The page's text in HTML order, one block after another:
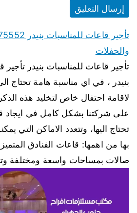
والحفلات
تأجير قاعات للمناسبات بنيدر تأجير
بنيدر ، في اي مناسبة هامة تحتاج
لاقامة احتفال خاص لتخليد هذه
على شركتنا بشكل كامل في ايجاد
تحتاج اليها، وتتعدد الاماكن التي
بها من اهمها: قاعات الفنادق
صالات بمساحات واسعة ومختلفة